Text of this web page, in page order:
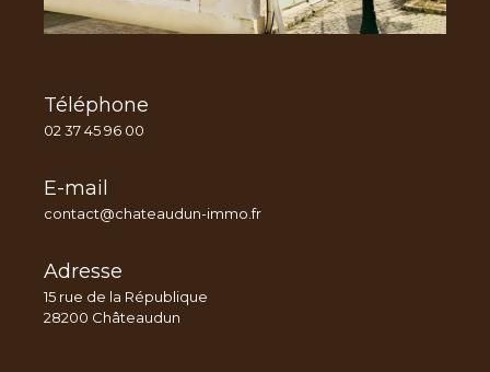
Téléphone
02 37 45 96 00
E-mail
contact@chateaudun-immo.fr
Adresse
15 rue de la République
28200 Châteaudun